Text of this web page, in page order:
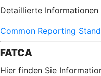
Detaillierte Informationen
Common Reporting
FATCA
Hier finden Sie